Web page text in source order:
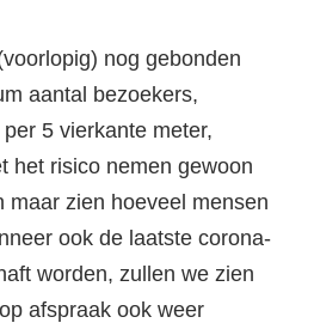
nog gebonden
aantal bezoekers,
5 vierkante meter,
het risico nemen gewoon
maar zien hoeveel mensen
ook de laatste corona-
worden, zullen we zien
afspraak ook weer